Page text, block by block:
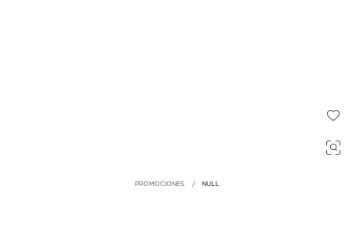
PROMOCIONES NULL